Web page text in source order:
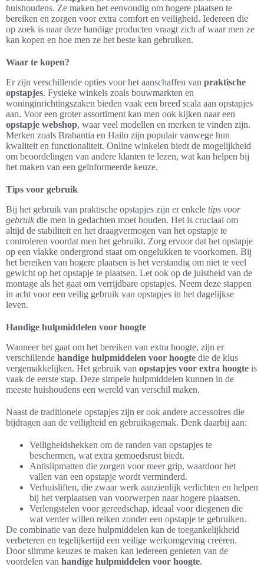
huishoudens. Ze maken het eenvoudig om hogere plaatsen te
bereiken en zorgen voor extra comfort en veiligheid. Iedereen die
op zoek is naar deze handige producten vraagt zich af waar men ze
kan kopen en hoe men ze het beste kan gebruiken.
Waar te kopen?
Er zijn verschillende opties voor het aanschaffen van praktische
opstapjes. Fysieke winkels zoals bouwmarkten en
woninginrichtingszaken bieden vaak een breed scala aan opstapjes
aan. Voor een groter assortiment kan men ook kijken naar een
opstapje webshop, waar veel modellen en merken te vinden zijn.
Merken zoals Brabantia en Hailo zijn populair vanwege hun
kwaliteit en functionaliteit. Online winkelen biedt de mogelijkheid
om beoordelingen van andere klanten te lezen, wat kan helpen bij
het maken van een geïnformeerde keuze.
Tips voor gebruik
Bij het gebruik van praktische opstapjes zijn er enkele tips voor
gebruik die men in gedachten moet houden. Het is cruciaal om
altijd de stabiliteit en het draagvermogen van het opstapje te
controleren voordat men het gebruikt. Zorg ervoor dat het opstapje
op een vlakke ondergrond staat om ongelukken te voorkomen. Bij
het bereiken van hogere plaatsen is het verstandig om niet te veel
gewicht op het opstapje te plaatsen. Let ook op de juistheid van de
montage als het gaat om verrijdbare opstapjes. Neem deze stappen
in acht voor een veilig gebruik van opstapjes in het dagelijkse
leven.
Handige hulpmiddelen voor hoogte
Wanneer het gaat om het bereiken van extra hoogte, zijn er
verschillende handige hulpmiddelen voor hoogte die de klus
vergemakkelijken. Het gebruik van opstapjes voor extra hoogte is
vaak de eerste stap. Deze simpele hulpmiddelen kunnen in de
meeste huishoudens een wereld van verschil maken.
Naast de traditionele opstapjes zijn er ook andere accessoires die
bijdragen aan de veiligheid en gebruiksgemak. Denk daarbij aan:
Veiligheidshekken om de randen van opstapjes te
beschermen, wat extra gemoedsrust biedt.
Antislipmatten die zorgen voor meer grip, waardoor het
vallen van een opstapje wordt verminderd.
Verhuisliften, die zwaar werk aanzienlijk verlichten en helpen
bij het verplaatsen van voorwerpen naar hogere plaatsen.
Verlengstelen voor gereedschap, ideaal voor diegenen die
wat verder willen reiken zonder een opstapje te gebruiken.
De combinatie van deze hulpmiddelen kan de toegankelijkheid
verbeteren en tegelijkertijd een veilige werkomgeving creëren.
Door slimme keuzes te maken kan iedereen genieten van de
voordelen van handige hulpmiddelen voor hoogte.